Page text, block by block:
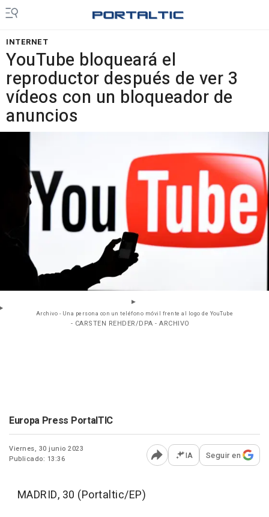
INTERNET
YouTube bloqueará el
reproductor después de ver 3
vídeos con un bloqueador de
anuncios
Archivo - Una persona con un teléfono móvil frente al logo de YouTube
- CARSTEN REHDER/DPA - ARCHIVO
Europa Press PortalTIC
Viernes, 30 junio 2023
Publicado: 13:36
Abrir opciones para
IA Seguir en
MADRID, 30 (Portaltic/EP)